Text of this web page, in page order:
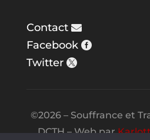
Contact
Facebook
Twitter
©2026 – Souffrance et
DCTH – Web par